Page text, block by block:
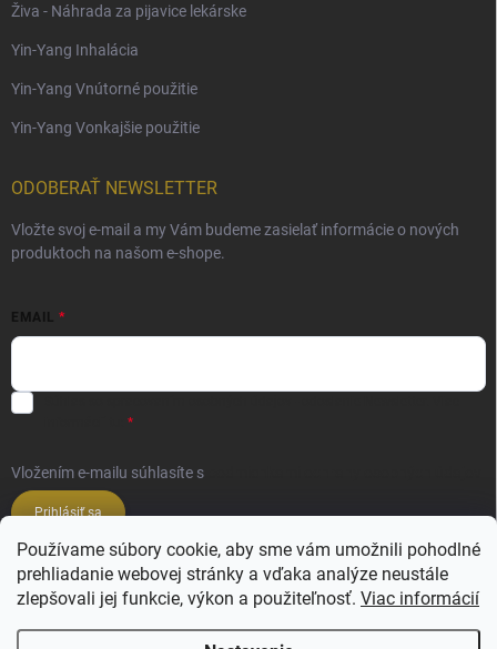
Používame súbory cookie, aby sme vám umožnili pohodlné
prehliadanie webovej stránky a vďaka analýze neustále
zlepšovali jej funkcie, výkon a použiteľnosť. Viac informácií
Živa - Náhrada za pijavice lekárske
Yin-Yang Inhalácia
Yin-Yang Vnútorné použitie
Yin-Yang Vonkajšie použitie
ODOBERAŤ NEWSLETTER
Vložte svoj e-mail a my Vám budeme zasielať informácie o nových
produktoch na našom e-shope.
EMAIL
Vložením e-mailu súhlasíte s
Prihlásiť sa
Veľkoobchod ESSENZE LAVANDERIE
Veľkoobchod SALIMBENI PROFUMI ROMA